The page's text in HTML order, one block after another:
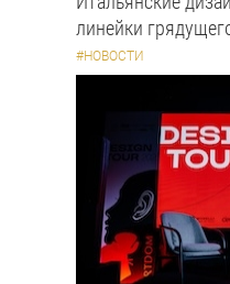
линейки
#НОВОСТИ